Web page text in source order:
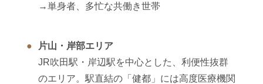
→単身者、多忙な共働き世帯
片山・岸部エリア
JR吹田駅・岸辺駅を中心とした、利便性抜群
のエリア。駅直結の「健都」には高度医療機関